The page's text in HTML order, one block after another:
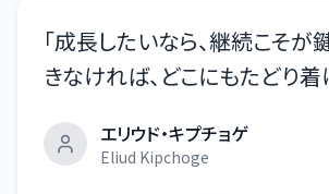
「成長したいなら、継続こそが
きなければ、どこにもたどり着
エリウド・キプチョゲ
Eliud Kipchoge